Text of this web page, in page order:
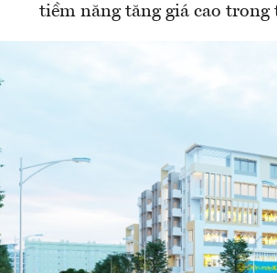
tiềm năng tăng giá cao trong